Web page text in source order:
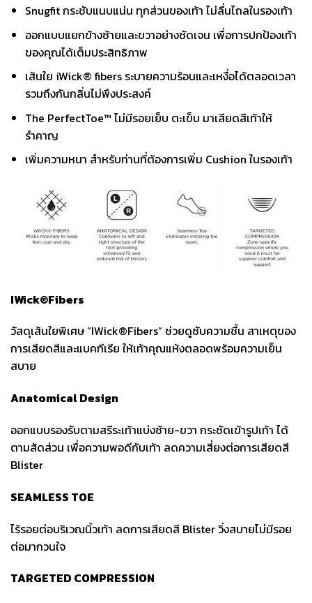
Snugfit กระชับแนบแน่น ทุกส่วนของเท้า ไม่ลื่นไถลในรองเท้า
ออกแบบแยกข้างซ้ายและขวาอย่างชัดเจน เพื่อการปกป้องเท้า
ของคุณได้เต็มประสิทธิภาพ
เส้นใย iWick® fibers ระบายความร้อนและเหงื่อได้ตลอดเวลา
รวมถึงกันกลิ่นไม่พึงประสงค์
The PerfectToe™ ไม่มีรอยเย็บ ตะเข็บ มาเสียดสีเท้าให้
รำคาญ
เพิ่มความหนา สำหรับท่านที่ต้องการเพิ่ม Cushion ในรองเท้า
IWick®Fibers
วัสดุเส้นใยพิเศษ “IWick®Fibers” ช่วยดูซับความชื้น สาเหตุของ
การเสียดสีและแบคทีเรีย ให้เท้าคุณแห้งตลอดพร้อมความเย็น
สบาย
Anatomical Design
ออกแบบรองรับตามสรีระเท้าแบ่งซ้าย-ขวา กระชัดเข้ารูปเท้า ได้
ตามสัดส่วน เพื่อความพอดีกับเท้า ลดความเสี่ยงต่อการเสียดสี
Blister
SEAMLESS TOE
ไร้รอยต่อบริเวณนิ้วเท้า ลดการเสียดสี Blister วิ่งสบายไม่มีรอย
ต่อมากวนใจ
TARGETED COMPRESSION